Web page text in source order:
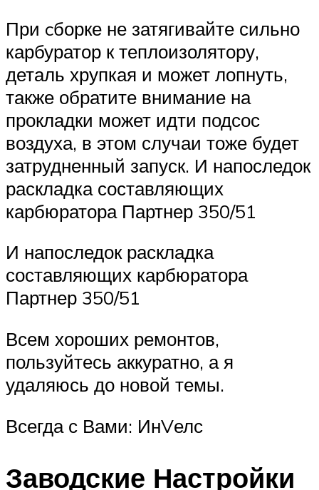
При cборке не затягивайте сильно
карбуратор к теплоизолятору,
деталь хрупкая и может лопнуть,
также обратите внимание на
прокладки может идти подсос
воздуха, в этом случаи тоже будет
затрудненный запуск. И напоследок
раскладка составляющих
карбюратора Партнер 350/51
И напоследок раскладка
составляющих карбюратора
Партнер 350/51
Всем хороших ремонтов,
пользуйтесь аккуратно, а я
удаляюсь до новой темы.
Всегда с Вами: ИнVелс
Заводские Настройки